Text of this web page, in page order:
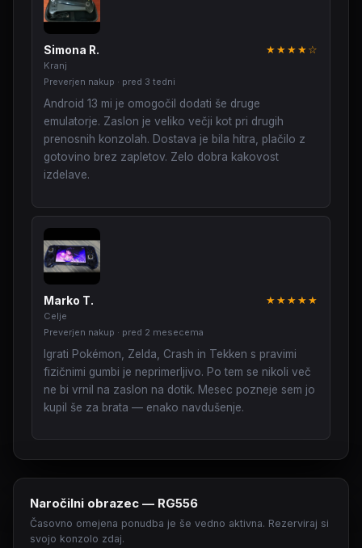
Simona R.
Kranj
★★★★☆
Preverjen nakup · pred 3 tedni
Android 13 mi je omogočil dodati še druge
emulatorje. Zaslon je veliko večji kot pri drugih
prenosnih konzolah. Dostava je bila hitra, plačilo z
gotovino brez zapletov. Zelo dobra kakovost
izdelave.
Marko T.
Celje
★★★★★
Preverjen nakup · pred 2 mesecema
Igrati Pokémon, Zelda, Crash in Tekken s pravimi
fizičnimi gumbi je neprimerljivo. Po tem se nikoli več
ne bi vrnil na zaslon na dotik. Mesec pozneje sem jo
kupil še za brata — enako navdušenje.
Naročilni obrazec — RG556
Časovno omejena ponudba je še vedno aktivna. Rezerviraj si
svojo konzolo zdaj.